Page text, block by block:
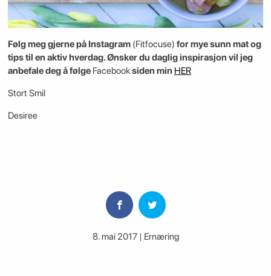
Følg meg gjerne på Instagram (Fitfocuse) for mye sunn mat og
tips til en aktiv hverdag. Ønsker du daglig inspirasjon vil jeg
anbefale deg å følge Facebooksiden min HER
Stort Smil
Desiree
8. mai 2017 | Ernæring